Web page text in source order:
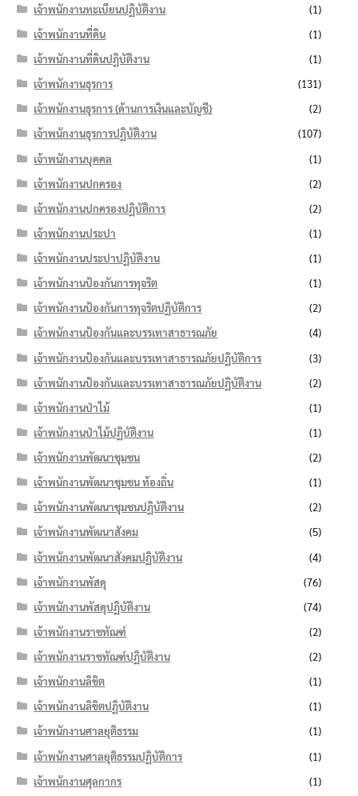
เจ้าพนักงานทะเบียนปฏิบัติงาน
(1)
เจ้าพนักงานที่ดิน
(1)
เจ้าพนักงานที่ดินปฏิบัติงาน
(1)
เจ้าพนักงานธุรการ
(131)
เจ้าพนักงานธุรการ (ด้านการเงินและบัญชี)
(2)
เจ้าพนักงานธุรการปฏิบัติงาน
(107)
เจ้าพนักงานบุคคล
(1)
เจ้าพนักงานปกครอง
(2)
เจ้าพนักงานปกครองปฏิบัติการ
(2)
เจ้าพนักงานประปา
(1)
เจ้าพนักงานประปาปฏิบัติงาน
(1)
เจ้าพนักงานป้องกันการทุจริต
(1)
เจ้าพนักงานป้องกันการทุจริตปฏิบัติการ
(2)
เจ้าพนักงานป้องกันและบรรเทาสาธารณภัย
(4)
เจ้าพนักงานป้องกันและบรรเทาสาธารณภัยปฏิบัติการ
(3)
เจ้าพนักงานป้องกันและบรรเทาสาธารณภัยปฏิบัติงาน
(2)
เจ้าพนักงานป่าไม้
(1)
เจ้าพนักงานป่าไม้ปฏิบัติงาน
(1)
เจ้าพนักงานพัฒนาชุมชน
(2)
เจ้าพนักงานพัฒนาชุมชน ท้องถิ่น
(1)
เจ้าพนักงานพัฒนาชุมชนปฏิบัติงาน
(2)
เจ้าพนักงานพัฒนาสังคม
(5)
เจ้าพนักงานพัฒนาสังคมปฏิบัติงาน
(4)
เจ้าพนักงานพัสดุ
(76)
เจ้าพนักงานพัสดุปฏิบัติงาน
(74)
เจ้าพนักงานราชทัณฑ์
(2)
เจ้าพนักงานราชทัณฑ์ปฏิบัติงาน
(2)
เจ้าพนักงานลิขิต
(1)
เจ้าพนักงานลิขิตปฏิบัติงาน
(1)
เจ้าพนักงานศาลยุติธรรม
(1)
เจ้าพนักงานศาลยุติธรรมปฏิบัติการ
(1)
เจ้าพนักงานศุลกากร
(1)